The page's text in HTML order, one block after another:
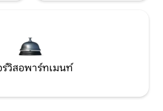
ร์วิสอพาร์ทเมนท์